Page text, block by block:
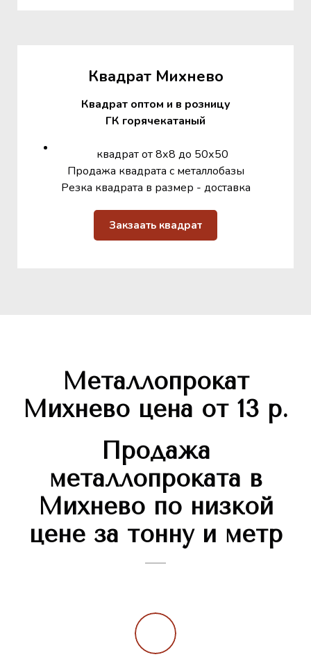
Квадрат Михнево
Квадрат оптом и в розницу
ГК горячекатаный
квадрат от 8х8 до 50х50
Продажа квадрата с металлобазы
Резка квадрата в размер - доставка
Закзаать квадрат
Металлопрокат
Михнево цена от 13 р.
Продажа
металлопроката в
Михнево по низкой
цене за тонну и метр